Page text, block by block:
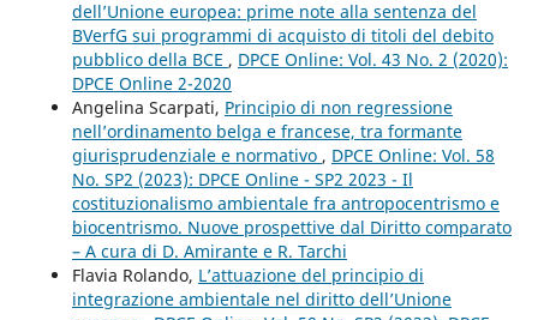
dell’Unione europea: prime note alla sentenza del
BVerfG sui programmi di acquisto di titoli del debito
pubblico della BCE , DPCE Online: Vol. 43 No. 2 (2020):
DPCE Online 2-2020
Angelina Scarpati, Principio di non regressione
nell’ordinamento belga e francese, tra formante
giurisprudenziale e normativo , DPCE Online: Vol. 58
No. SP2 (2023): DPCE Online - SP2 2023 - Il
costituzionalismo ambientale fra antropocentrismo e
biocentrismo. Nuove prospettive dal Diritto comparato
– A cura di D. Amirante e R. Tarchi
Flavia Rolando, L’attuazione del principio di
integrazione ambientale nel diritto dell’Unione